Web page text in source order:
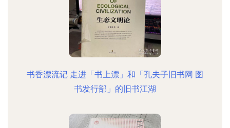
书香漂流记 走进「书上漂」和「孔夫子旧书网 图
书发行部」的旧书江湖